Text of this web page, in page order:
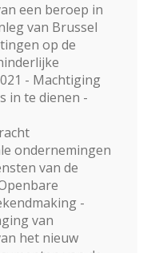
een beroep in
van Brussel
op de
- Machtiging
in te dienen -
ondernemingen
van de
-
van
het nieuw